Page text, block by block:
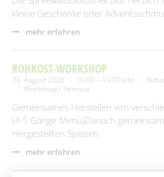
kleine Geschenke oder
mehr erfahren
ROHKOST-WORKSHOP
25. August 2026 10:00 – 13:00 Uhr
Workshop / Seminar
Gemeinsames Herstellen von
(4-5 Gänge Menü)Danach
Hergestellten Speisen.
mehr erfahren